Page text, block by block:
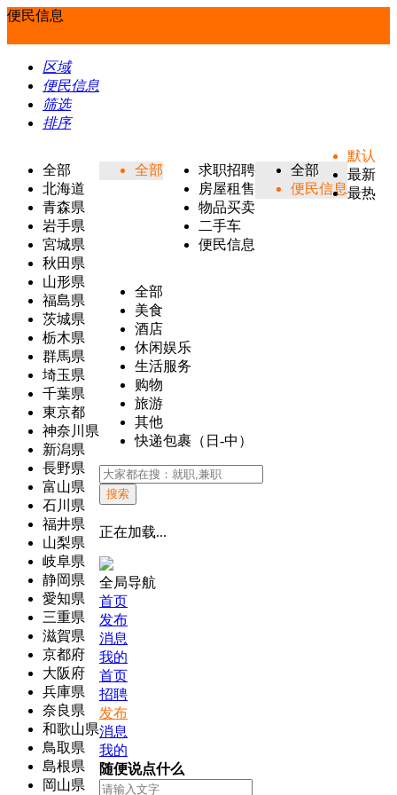
便民信息
区域
便民信息
筛选
排序
全部
北海道
青森県
岩手県
宮城県
秋田県
山形県
福島県
茨城県
栃木県
群馬県
埼玉県
千葉県
東京都
神奈川県
新潟県
長野県
富山県
石川県
福井県
山梨県
岐阜県
静岡県
愛知県
三重県
滋賀県
京都府
大阪府
兵庫県
奈良県
和歌山県
鳥取県
島根県
岡山県
全部
求职招聘
房屋租售
物品买卖
二手车
便民信息
全部
便民信息
全部
美食
酒店
休闲娱乐
生活服务
购物
旅游
其他
快递包裹（日-中）
默认
最新
最热
搜索
正在加载...
全局导航
首页
发布
消息
我的
首页
招聘
发布
消息
我的
随便说点什么